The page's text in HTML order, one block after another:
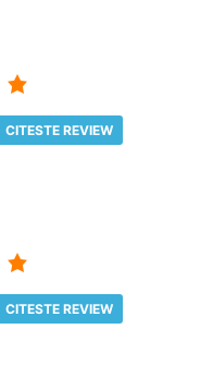
CITESTE REVIEW
CITESTE REVIEW